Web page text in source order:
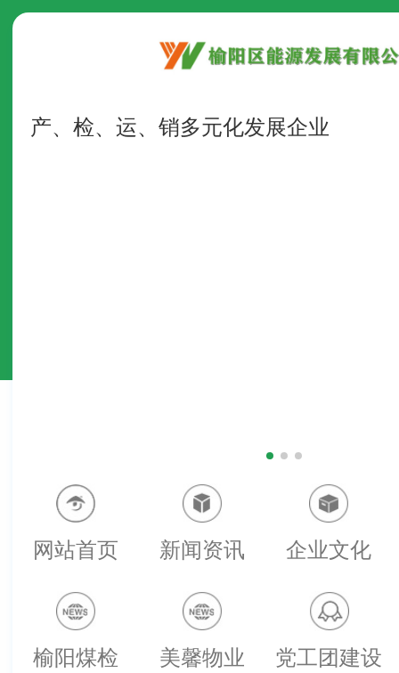
产、检、运、销多元化发展企业
网站首页 新闻资讯 企业文化
榆阳煤检 美馨物业 党工团建设